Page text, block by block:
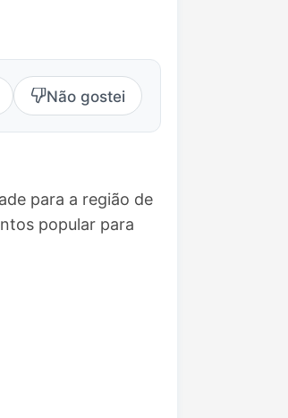
Não gostei
para a região de
popular para